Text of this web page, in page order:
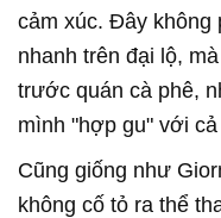
cảm xúc. Đây không
nhanh trên đại lộ,
trước quán cà phê,
mình "hợp gu" với
Cũng giống như
không cố tỏ ra thể